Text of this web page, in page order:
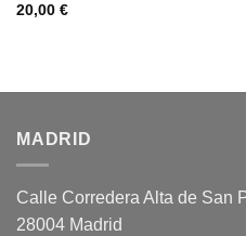
20,00 €
MADRID
Calle Corredera Alta de San
28004 Madrid